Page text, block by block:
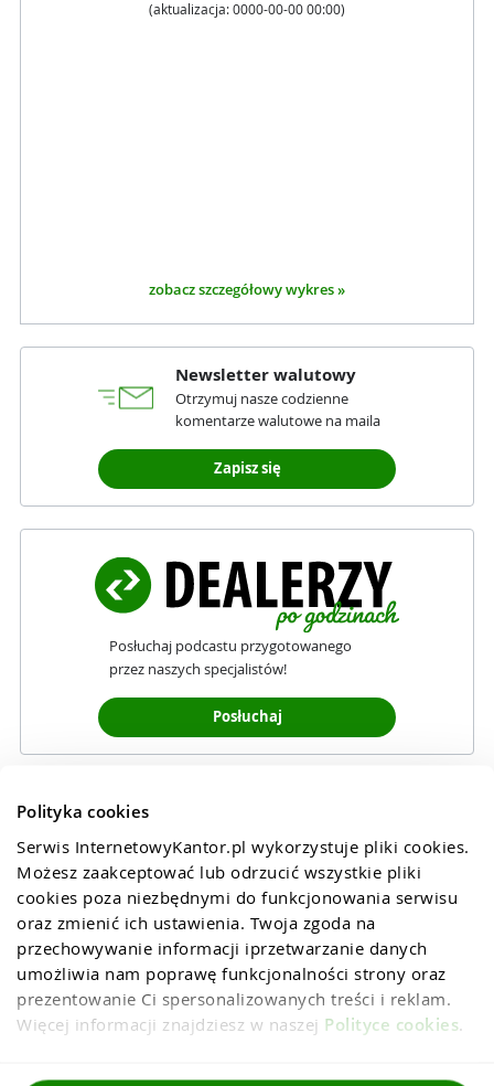
Polityka cookies
Serwis InternetowyKantor.pl wykorzystuje pliki cookies.
Możesz zaakceptować lub odrzucić wszystkie pliki
cookies poza niezbędnymi do funkcjonowania serwisu
oraz zmienić ich ustawienia. Twoja zgoda na
przechowywanie informacji iprzetwarzanie danych
umożliwia nam poprawę funkcjonalności strony oraz
prezentowanie Ci spersonalizowanych treści i reklam.
Więcej informacji znajdziesz w naszej Polityce cookies.
(aktualizacja: 0000-00-00 00:00)
zobacz szczegółowy wykres »
Newsletter walutowy
Otrzymuj nasze codzienne
komentarze walutowe na maila
Zapisz się
Posłuchaj podcastu przygotowanego
przez naszych specjalistów!
Posłuchaj
Regulaminy